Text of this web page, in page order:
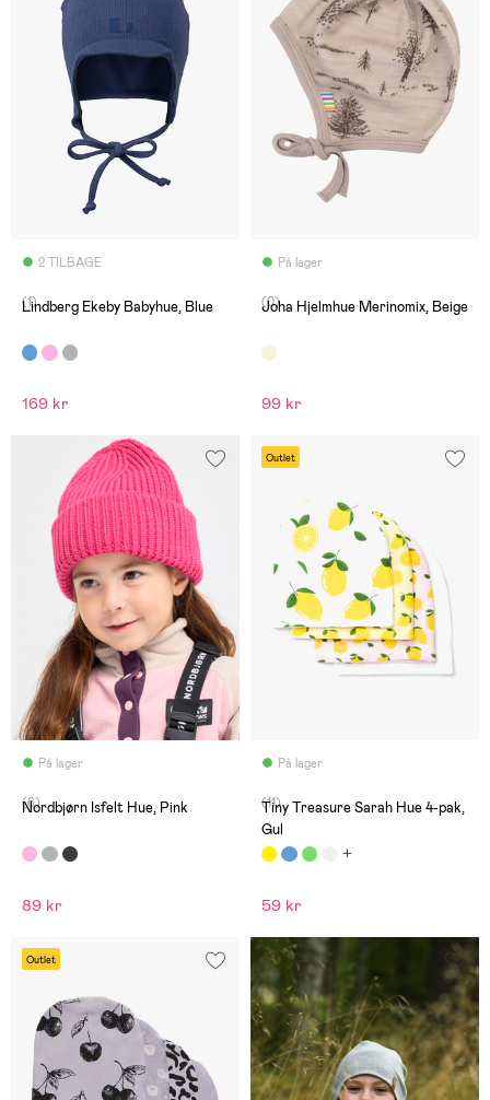
2 TILBAGE
(1)
Lindberg Ekeby Babyhue, Blue
169 kr
På lager
(0)
Joha Hjelmhue Merinomix, Beige
99 kr
På lager
(6)
Nordbjørn Isfelt Hue, Pink
89 kr
Outlet
På lager
(11)
Tiny Treasure Sarah Hue 4-pak,
Gul
59 kr
Outlet